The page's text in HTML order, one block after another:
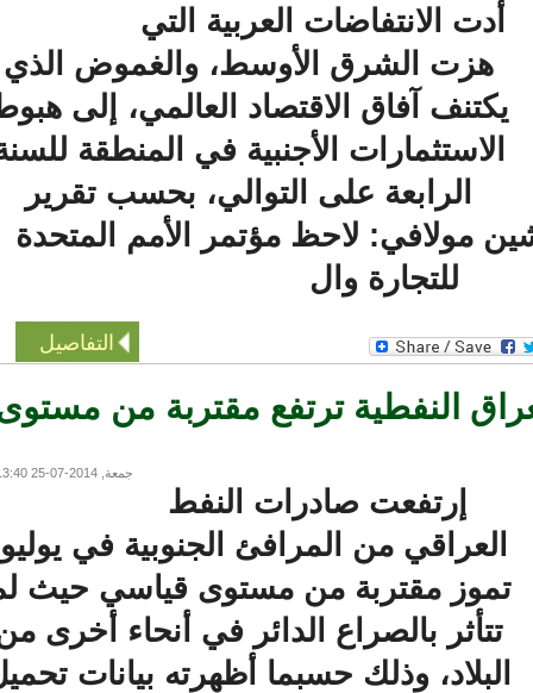
أدت الانتفاضات العربية التي
هزت الشرق الأوسط، والغموض الذي
آفاق الاقتصاد العالمي، إلى هبوط
الاستثمارات الأجنبية في المنطقة للسنة
الرابعة على التوالي، بحسب تقرير
لاحظ مؤتمر الأمم المتحدة
للتجارة وال
التفاصيل
النفطية ترتفع مقتربة من مستوى
جمعة, 2014-07-25 13:40
إرتفعت صادرات النفط
العراقي من المرافئ الجنوبية في يوليو/
مقتربة من مستوى قياسي حيث لم
تتأثر بالصراع الدائر في أنحاء أخرى من
وذلك حسبما أظهرته بيانات تحميل